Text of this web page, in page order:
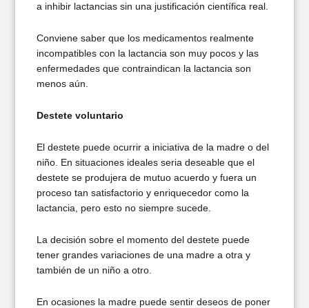
a inhibir lactancias sin una justificación científica real.
Conviene saber que los medicamentos realmente
incompatibles con la lactancia son muy pocos y las
enfermedades que contraindican la lactancia son
menos aún.
Destete voluntario
El destete puede ocurrir a iniciativa de la madre o del
niño. En situaciones ideales seria deseable que el
destete se produjera de mutuo acuerdo y fuera un
proceso tan satisfactorio y enriquecedor como la
lactancia, pero esto no siempre sucede.
La decisión sobre el momento del destete puede
tener grandes variaciones de una madre a otra y
también de un niño a otro.
En ocasiones la madre puede sentir deseos de poner